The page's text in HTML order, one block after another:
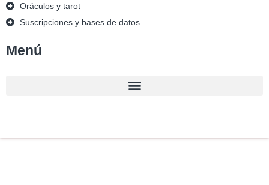
Oráculos y tarot
Suscripciones y bases de datos
Menú